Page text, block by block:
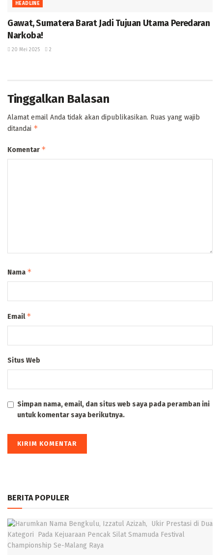
HEADLINE
Gawat, Sumatera Barat Jadi Tujuan Utama Peredaran
Narkoba! ‎
20 Mei 2025 2
Tinggalkan Balasan
Alamat email Anda tidak akan dipublikasikan. Ruas yang wajib
ditandai *
Komentar *
Nama *
Email*
Situs Web
Simpan nama, email, dan situs web saya pada peramban ini
untuk komentar saya berikutnya.
BERITA POPULER